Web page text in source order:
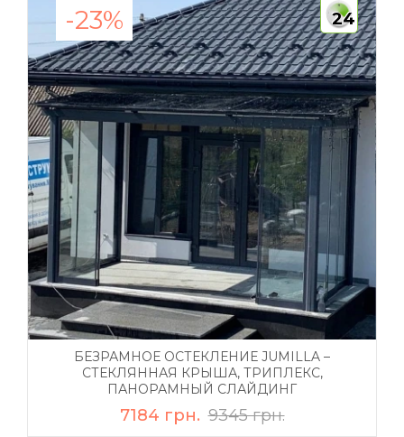
-23% 24
БЕЗРАМНОЕ ОСТЕКЛЕНИЕ JUMILLA –
СТЕКЛЯННАЯ КРЫША, ТРИПЛЕКС,
ПАНОРАМНЫЙ СЛАЙДИНГ
7184 грн. 9345 грн.